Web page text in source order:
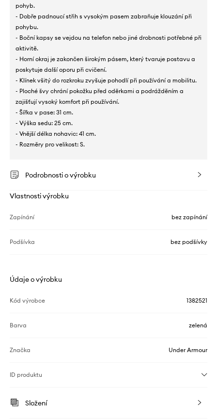
pohyb.
- Dobře padnoucí střih s vysokým pasem zabraňuje klouzání při
pohybu.
- Boční kapsy se vejdou na telefon nebo jiné drobnosti potřebné při
aktivitě.
- Horní okraj je zakončen širokým pásem, který tvaruje postavu a
poskytuje další oporu při cvičení.
- Klínek všitý do rozkroku zvyšuje pohodlí při používání a mobilitu.
- Ploché švy chrání pokožku před oděrkami a podrážděním a
zajišťují vysoký komfort při používání.
- Šířka v pase: 31 cm.
- Výška sedu: 25 cm.
- Vnější délka nohavic: 41 cm.
- Rozměry pro velikost: S.
Podrobnosti o výrobku
Vlastnosti výrobku
Zapínání bez zapínání
Podšívka bez podšívky
Údaje o výrobku
Kód výrobce 1382521
Barva zelená
Značka Under Armour
ID produktu
Složení